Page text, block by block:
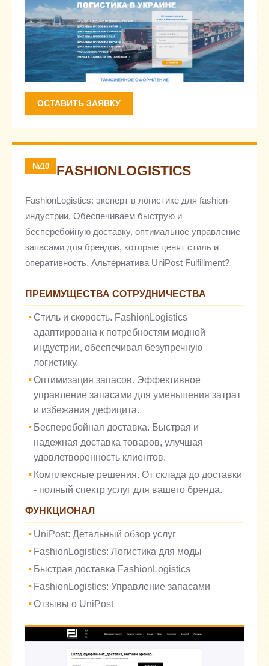
ОСТАВИТЬ ЗАЯВКУ
№10 FASHIONLOGISTICS
FashionLogistics: эксперт в логистике для fashion-
индустрии. Обеспечиваем быструю и
бесперебойную доставку, оптимальное управление
запасами для брендов, которые ценят стиль и
оперативность. Альтернатива UniPost Fulfillment?
ПРЕИМУЩЕСТВА СОТРУДНИЧЕСТВА
Стиль и скорость. FashionLogistics
адаптирована к потребностям модной
индустрии, обеспечивая безупречную
логистику.
Оптимизация запасов. Эффективное
управление запасами для уменьшения затрат
и избежания дефицита.
Бесперебойная доставка. Быстрая и
надежная доставка товаров, улучшая
удовлетворенность клиентов.
Комплексные решения. От склада до доставки
- полный спектр услуг для вашего бренда.
ФУНКЦИОНАЛ
UniPost: Детальный обзор услуг
FashionLogistics: Логистика для моды
Быстрая доставка FashionLogistics
FashionLogistics: Управление запасами
Отзывы о UniPost